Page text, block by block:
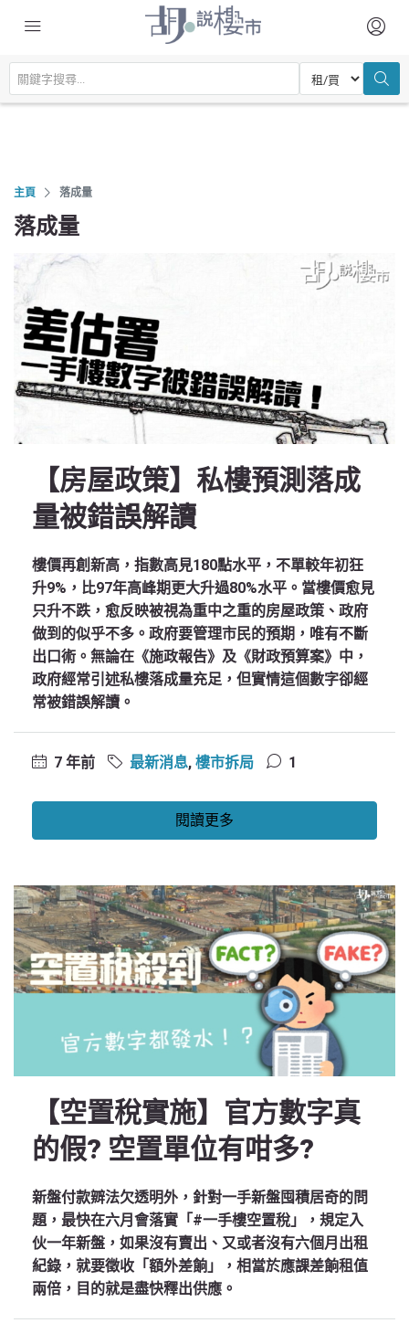
主頁 落成量
落成量
【房屋政策】私樓預測落成
量被錯誤解讀
樓價再創新高，指數高見180點水平，不單較年初狂
升9%，比97年高峰期更大升過80%水平。當樓價愈見
只升不跌，愈反映被視為重中之重的房屋政策、政府
做到的似乎不多。政府要管理市民的預期，唯有不斷
出口術。無論在《施政報告》及《財政預算案》中，
政府經常引述私樓落成量充足，但實情這個數字卻經
常被錯誤解讀。
7 年前 最新消息, 樓市拆局 1
閱讀更多
【空置稅實施】官方數字真
的假? 空置單位有咁多?
新盤付款辧法欠透明外，針對一手新盤囤積居奇的問
題，最快在六月會落實「#一手樓空置稅」，規定入
伙一年新盤，如果沒有賣出、又或者沒有六個月出租
紀錄，就要徵收「額外差餉」，相當於應課差餉租值
兩倍，目的就是盡快釋出供應。